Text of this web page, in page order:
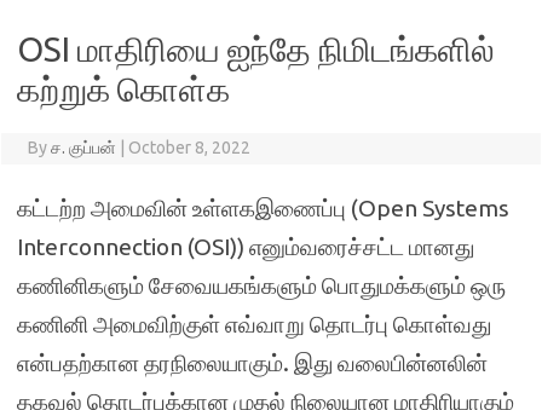
OSI மாதிரியை ஐந்தே நிமிடங்களில்
கற்றுக் கொள்க
Byச. குப்பன் October 8, 2022
கட்டற்ற அமைவின் உள்ளகஇணைப்பு (Open Systems
Interconnection (OSI)) எனும்வரைச்சட்ட மானது
கணினிகளும் சேவையகங்களும் பொதுமக்களும் ஒரு
கணினி அமைவிற்குள் எவ்வாறு தொடர்பு கொள்வது
என்பதற்கான தரநிலையாகும். இது வலைபின்னலின்
தகவல் தொடர்புக்கான முதல் நிலையான மாதிரியாகும்